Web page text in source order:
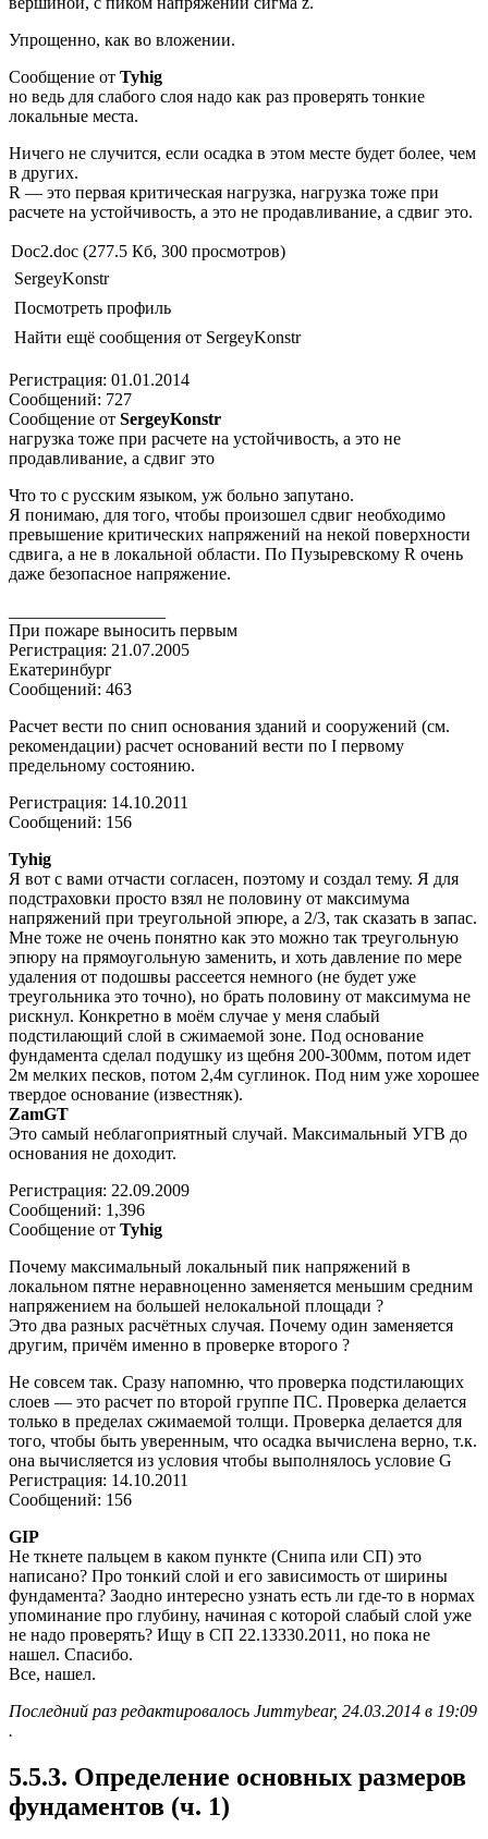
Упрощенно, как во вложении.
Сообщение от Tyhig
но ведь для слабого слоя надо как раз проверять тонкие
локальные места.
Ничего не случится, если осадка в этом месте будет более, чем
в других.
R — это первая критическая нагрузка, нагрузка тоже при
расчете на устойчивость, а это не продавливание, а сдвиг это.
Doc2.doc (277.5 Кб, 300 просмотров)
SergeyKonstr
Посмотреть профиль
Найти ещё сообщения от SergeyKonstr
Регистрация: 01.01.2014
Сообщений: 727
Сообщение от SergeyKonstr
нагрузка тоже при расчете на устойчивость, а это не
продавливание, а сдвиг это
Что то с русским языком, уж больно запутано.
Я понимаю, для того, чтобы произошел сдвиг необходимо
превышение критических напряжений на некой поверхности
сдвига, а не в локальной области. По Пузыревскому R очень
даже безопасное напряжение.
При пожаре выносить первым
Регистрация: 21.07.2005
Екатеринбург
Сообщений: 463
Расчет вести по снип основания зданий и сооружений (см.
рекомендации) расчет оснований вести по I первому
предельному состоянию.
Регистрация: 14.10.2011
Сообщений: 156
Tyhig
Я вот с вами отчасти согласен, поэтому и создал тему. Я для
подстраховки просто взял не половину от максимума
напряжений при треугольной эпюре, а 2/3, так сказать в запас.
Мне тоже не очень понятно как это можно так треугольную
эпюру на прямоугольную заменить, и хоть давление по мере
удаления от подошвы рассеется немного (не будет уже
треугольника это точно), но брать половину от максимума не
рискнул. Конкретно в моём случае у меня слабый
подстилающий слой в сжимаемой зоне. Под основание
фундамента сделал подушку из щебня 200-300мм, потом идет
2м мелких песков, потом 2,4м суглинок. Под ним уже хорошее
твердое основание (известняк).
ZamGT
Это самый неблагоприятный случай. Максимальный УГВ до
основания не доходит.
Регистрация: 22.09.2009
Сообщений: 1,396
Сообщение от Tyhig
Почему максимальный локальный пик напряжений в
локальном пятне неравноценно заменяется меньшим средним
напряжением на большей нелокальной площади ?
Это два разных расчётных случая. Почему один заменяется
другим, причём именно в проверке второго ?
Не совсем так. Сразу напомню, что проверка подстилающих
слоев — это расчет по второй группе ПС. Проверка делается
только в пределах сжимаемой толщи. Проверка делается для
того, чтобы быть уверенным, что осадка вычислена верно, т.к.
она вычисляется из условия чтобы выполнялось условие G
Регистрация: 14.10.2011
Сообщений: 156
GIP
Не ткнете пальцем в каком пункте (Снипа или СП) это
написано? Про тонкий слой и его зависимость от ширины
фундамента? Заодно интересно узнать есть ли где-то в нормах
упоминание про глубину, начиная с которой слабый слой уже
не надо проверять? Ищу в СП 22.13330.2011, но пока не
нашел. Спасибо.
Все, нашел.
Последний раз редактировалось Jummybear, 24.03.2014 в 19:09
.
5.5.3. Определение основных размеров
фундаментов (ч. 1)